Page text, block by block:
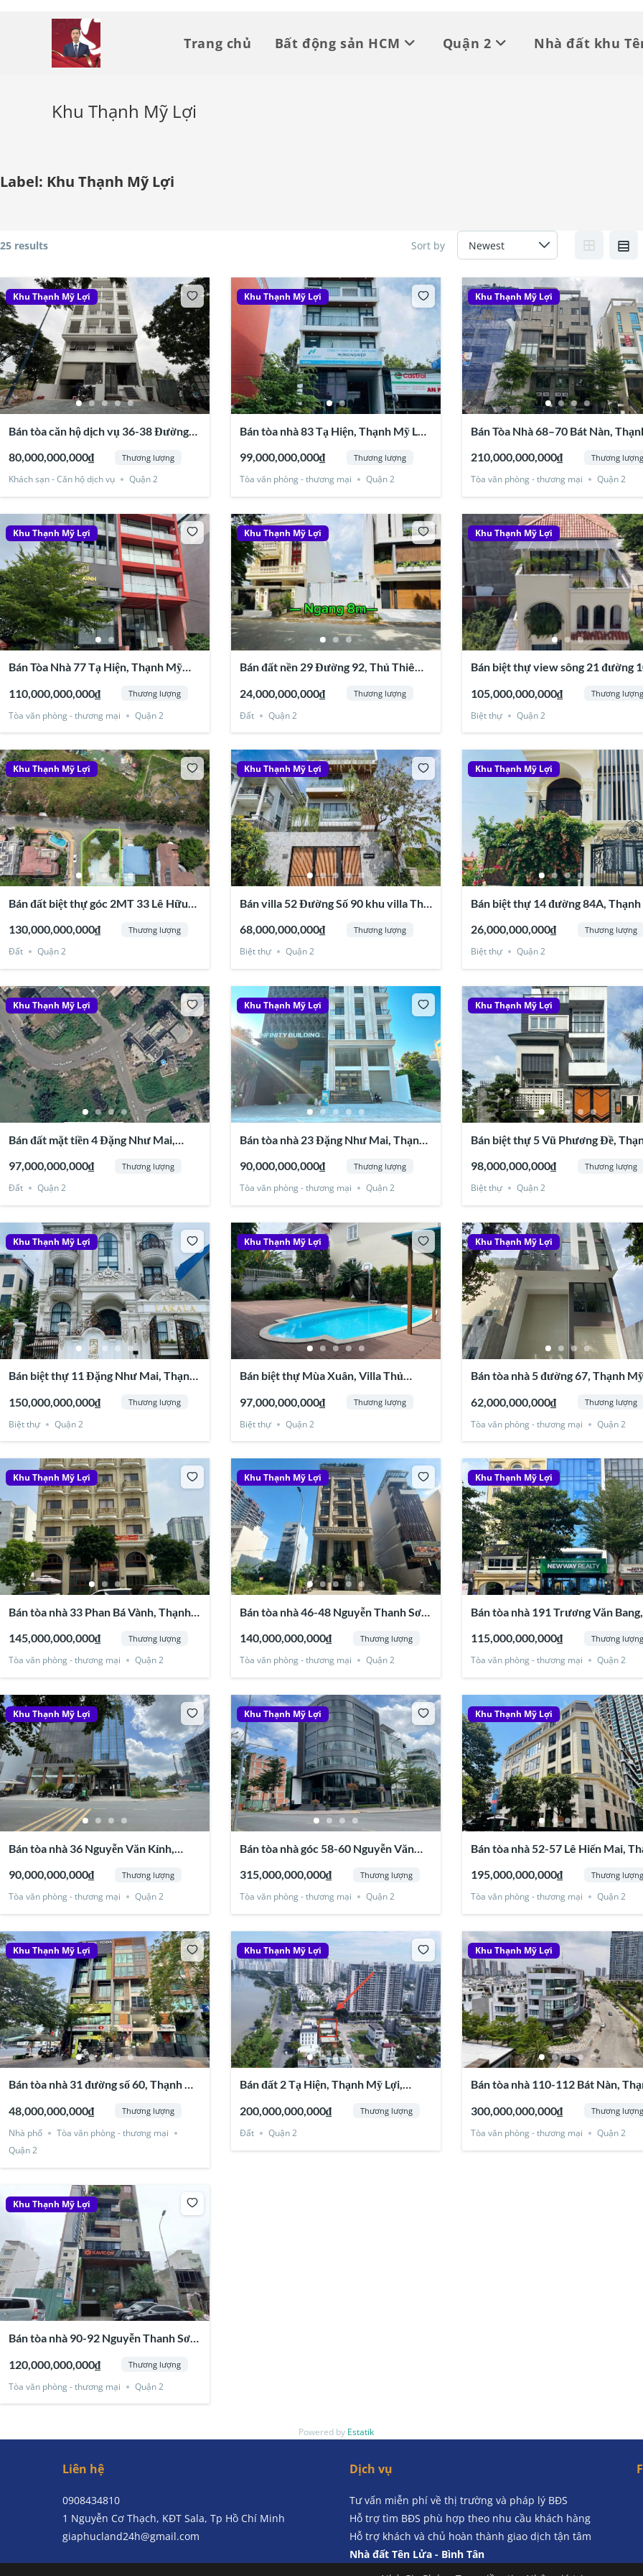
Trang chủ Bất động sản HCM Quận 2 Nhà đất khu
Khu Thạnh Mỹ Lợi
Label: Khu Thạnh Mỹ Lợi
25 results Sort by
Khu Thạnh Mỹ Lợi
Bán tòa căn hộ dịch vụ 36-38 Đường
80,000,000,000₫ Thương lượng
Khách sạn - Căn hộ dịch vụ Quận 2
Khu Thạnh Mỹ Lợi
Bán tòa nhà 83 Tạ Hiện, Thạnh Mỹ Lợi,
99,000,000,000₫ Thương lượng
Tòa văn phòng - thương mại Quận 2
Khu Thạnh Mỹ Lợi
Bán Tòa Nhà 68–70 Bát Nàn,
210,000,000,000₫ Thương lượng
Tòa văn phòng - thương mại Quận 2
Khu Thạnh Mỹ Lợi
Bán Tòa Nhà 77 Tạ Hiện, Thạnh Mỹ
110,000,000,000₫ Thương lượng
Tòa văn phòng - thương mại Quận 2
Khu Thạnh Mỹ Lợi
Bán đất nền 29 Đường 92, Thủ Thiêm
24,000,000,000₫ Thương lượng
Đất Quận 2
Khu Thạnh Mỹ Lợi
Bán biệt thự view sông 21 đường
105,000,000,000₫ Thương lượng
Biệt thự Quận 2
Khu Thạnh Mỹ Lợi
Bán đất biệt thự góc 2MT 33 Lê Hữu
130,000,000,000₫ Thương lượng
Đất Quận 2
Khu Thạnh Mỹ Lợi
Bán villa 52 Đường Số 90 khu villa Thủ
68,000,000,000₫ Thương lượng
Biệt thự Quận 2
Khu Thạnh Mỹ Lợi
Bán biệt thự 14 đường 84A,
26,000,000,000₫ Thương lượng
Biệt thự Quận 2
Khu Thạnh Mỹ Lợi
Bán đất mặt tiền 4 Đặng Như Mai,
97,000,000,000₫ Thương lượng
Đất Quận 2
Khu Thạnh Mỹ Lợi
Bán tòa nhà 23 Đặng Như Mai, Thạnh
90,000,000,000₫ Thương lượng
Tòa văn phòng - thương mại Quận 2
Khu Thạnh Mỹ Lợi
Bán biệt thự 5 Vũ Phương Đề,
98,000,000,000₫ Thương lượng
Biệt thự Quận 2
Khu Thạnh Mỹ Lợi
Bán biệt thự 11 Đặng Như Mai, Thạnh
150,000,000,000₫ Thương lượng
Biệt thự Quận 2
Khu Thạnh Mỹ Lợi
Bán biệt thự Mùa Xuân, Villa Thủ
97,000,000,000₫ Thương lượng
Biệt thự Quận 2
Khu Thạnh Mỹ Lợi
Bán tòa nhà 5 đường 67, Thạnh
62,000,000,000₫ Thương lượng
Tòa văn phòng - thương mại Quận 2
Khu Thạnh Mỹ Lợi
Bán tòa nhà 33 Phan Bá Vành, Thạnh
145,000,000,000₫ Thương lượng
Tòa văn phòng - thương mại Quận 2
Khu Thạnh Mỹ Lợi
Bán tòa nhà 46-48 Nguyễn Thanh Sơn,
140,000,000,000₫ Thương lượng
Tòa văn phòng - thương mại Quận 2
Khu Thạnh Mỹ Lợi
Bán tòa nhà 191 Trương Văn Bang,
115,000,000,000₫ Thương lượng
Tòa văn phòng - thương mại Quận 2
Khu Thạnh Mỹ Lợi
Bán tòa nhà 36 Nguyễn Văn Kỉnh,
90,000,000,000₫ Thương lượng
Tòa văn phòng - thương mại Quận 2
Khu Thạnh Mỹ Lợi
Bán tòa nhà góc 58-60 Nguyễn Văn
315,000,000,000₫ Thương lượng
Tòa văn phòng - thương mại Quận 2
Khu Thạnh Mỹ Lợi
Bán tòa nhà 52-57 Lê Hiến Mai,
195,000,000,000₫ Thương lượng
Tòa văn phòng - thương mại Quận 2
Khu Thạnh Mỹ Lợi
Bán tòa nhà 31 đường số 60, Thạnh Mỹ
48,000,000,000₫ Thương lượng
Nhà phố
Tòa văn phòng - thương mại
Quận 2
Khu Thạnh Mỹ Lợi
Bán đất 2 Tạ Hiện, Thạnh Mỹ Lợi,
200,000,000,000₫ Thương lượng
Đất Quận 2
Khu Thạnh Mỹ Lợi
Bán tòa nhà 110-112 Bát Nàn,
300,000,000,000₫ Thương lượng
Tòa văn phòng - thương mại Quận 2
Khu Thạnh Mỹ Lợi
Bán tòa nhà 90-92 Nguyễn Thanh Sơn,
120,000,000,000₫ Thương lượng
Tòa văn phòng - thương mại Quận 2
Powered by Estatik
Liên hệ
0908434810
1 Nguyễn Cơ Thạch, KĐT Sala, Tp Hồ Chí Minh
giaphucland24h@gmail.com
Dịch vụ
Tư vấn miễn phí về thị trường và pháp lý BĐS
Hỗ trợ tìm BĐS phù hợp theo nhu cầu khách hàng
Hỗ trợ khách và chủ hoàn thành giao dịch tận tâm
Nhà đất Tên Lửa - Bình Tân